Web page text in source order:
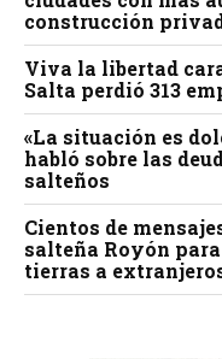
construcción
Viva la libertad
Salta perdió 313
«La situación es
habló sobre las
salteños
Cientos de
salteña Royón
tierras a